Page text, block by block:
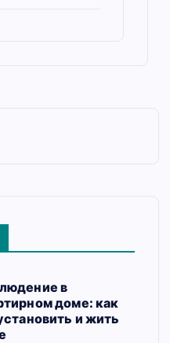
в
доме: как
и жить